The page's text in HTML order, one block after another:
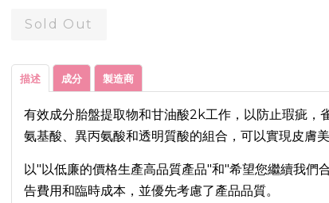
Sold Out
描述 成分 製造商
有效成分胎盤提取物和甘油酸2k工作，以防止瑕疵，
氨基酸、異丙氨酸和透明質酸的組合，可以實現皮膚
以"以低廉的價格生產高品質產品"和"希望您繼續我們
告費用和臨時成本，並優先考慮了產品品質。